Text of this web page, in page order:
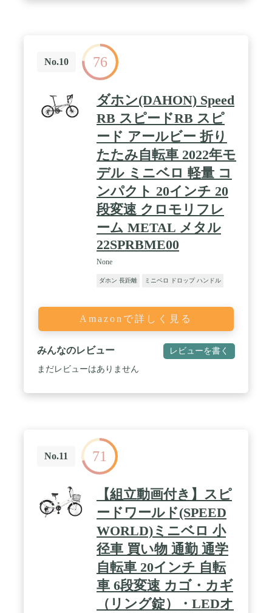
No.10 76
ダホン(DAHON) Speed
RB スピードRB スピ
ード アールビー 折り
たたみ自転車 2022年モ
デル ミニベロ 軽量 コ
ンパクト 20インチ 20
段変速 クロモリフレ
ーム METAL メタル
22SPRBME00
None
ダホン 長距離 ミニベロ ドロップ ハンドル
Amazonで詳しく見る
みんなのレビュー レビューを書く
まだレビューはありません
No.11 71
【組立動画付き】スピ
ードワールド(SPEED
WORLD)ミニベロ 小
径車 買い物 通勤 通学
自転車 20インチ 自転
車 6段変速 カゴ・カギ
（リング錠）・LEDオ